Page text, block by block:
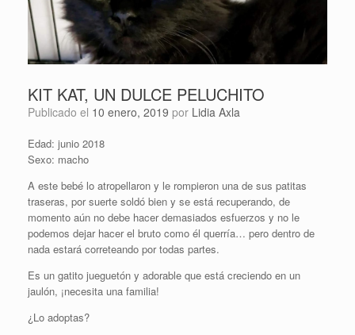
KIT KAT, UN DULCE PELUCHITO
Publicado el 10 enero, 2019 por Lidia Axla
Edad: junio 2018
Sexo: macho
A este bebé lo atropellaron y le rompieron una de sus patitas
traseras, por suerte soldó bien y se está recuperando, de
momento aún no debe hacer demasiados esfuerzos y no le
podemos dejar hacer el bruto como él querría… pero dentro de
nada estará correteando por todas partes.
Es un gatito jueguetón y adorable que está creciendo en un
jaulón, ¡necesita una familia!
¿Lo adoptas?